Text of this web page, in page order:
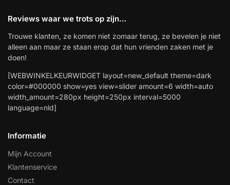
Reviews waar we trots op zijn…
Trouwe klanten, ze komen niet zomaar terug, ze bevelen je niet
alleen aan maar ze staan erop dat hun vrienden zaken met je
doen!
[WEBWINKELKEURWIDGET layout=new_default theme=dark
color=#000000 show=yes view=slider amount=6 width=auto
width_amount=280px height=250px interval=5000
language=nld]
Informatie
Mijn Account
Klantenservice
Contact